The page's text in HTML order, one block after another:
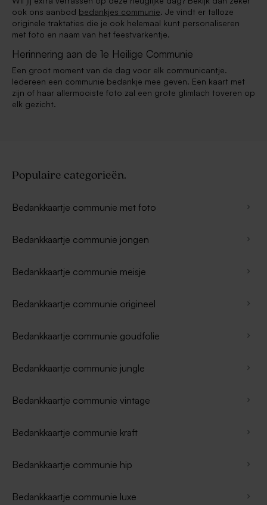
ook ons aanbod bedankjes communie. Je vindt er talloze
originele traktaties die je ook helemaal kunt personaliseren
met foto en naam van het feestvarkentje.
Herinnering aan de 1e Heilige Communie
Een groot moment van de dag voor elk communicantje.
Iedereen een communie bedankje mee geven. Een kaart met
zijn of haar allermooiste foto zal een grote glimlach toveren op
elk gezicht.
Populaire categorieën.
Bedankkaartje communie met foto
Bedankkaartje communie jongen
Bedankkaartje communie meisje
Bedankkaartje communie origineel
Bedankkaartje communie goudfolie
Bedankkaartje communie jungle
Bedankkaartje communie vintage
Bedankkaartje communie kraft
Bedankkaartje communie hip
Bedankkaartje communie luxe